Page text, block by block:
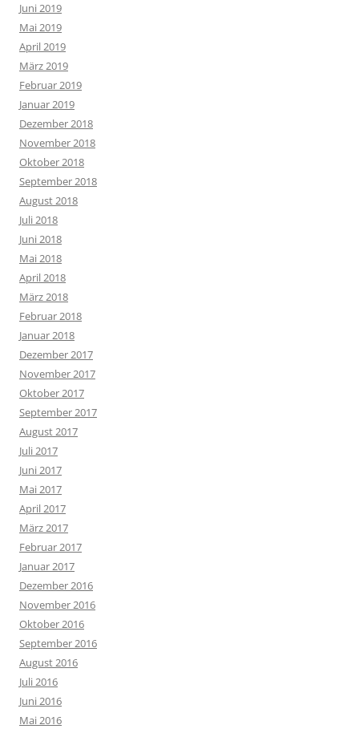
Juni 2019
Mai 2019
April 2019
März 2019
Februar 2019
Januar 2019
Dezember 2018
November 2018
Oktober 2018
September 2018
August 2018
Juli 2018
Juni 2018
Mai 2018
April 2018
März 2018
Februar 2018
Januar 2018
Dezember 2017
November 2017
Oktober 2017
September 2017
August 2017
Juli 2017
Juni 2017
Mai 2017
April 2017
März 2017
Februar 2017
Januar 2017
Dezember 2016
November 2016
Oktober 2016
September 2016
August 2016
Juli 2016
Juni 2016
Mai 2016